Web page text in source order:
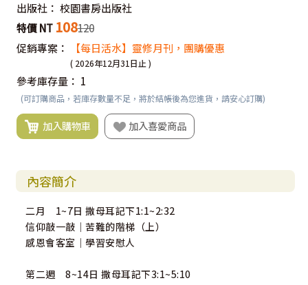
出版社： 校園書房出版社
特價 NT 108120
促銷專案：
【每日活水】靈修月刊，團購優惠
( 2026年12月31日止 )
參考庫存量： 1
(可訂購商品，若庫存數量不足，將於結帳後為您進貨，請安心訂購)
加入購物車 加入喜愛商品
內容簡介
二月 1~7日 撒母耳記下1:1~2:32
信仰敲一敲｜苦難的階梯（上）
感恩會客室｜學習安慰人
第二週 8~14日 撒母耳記下3:1~5:10